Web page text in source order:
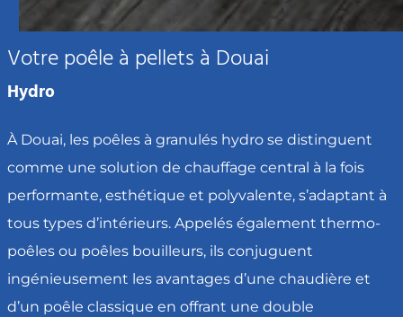
Votre poêle à pellets à Douai
Hydro
À Douai, les poêles à granulés hydro se distinguent
comme une solution de chauffage central à la fois
performante, esthétique et polyvalente, s’adaptant à
tous types d’intérieurs. Appelés également thermo-
poêles ou poêles bouilleurs, ils conjuguent
ingénieusement les avantages d’une chaudière et
d’un poêle classique en offrant une double